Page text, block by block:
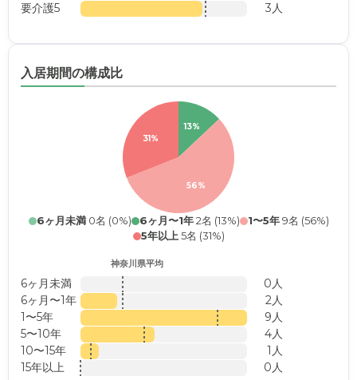
要介護5
3人
入居期間の構成比
13%
56%
31%
6ヶ月未満0名 (0%) 6ヶ月〜1年2名 (13%) 1〜5年9名 (56%)
5年以上 5名 (31%)
神奈川県平均
6ヶ月未満
0人
6ヶ月〜1年
2人
1〜5年
9人
5〜10年
4人
10〜15年
1人
15年以上
0人